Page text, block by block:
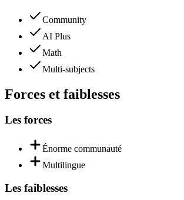
Community
AI Plus
Math
Multi-subjects
Forces et faiblesses
Les forces
Énorme communauté
Multilingue
Les faiblesses